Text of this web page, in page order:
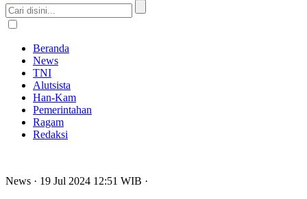
Beranda
News
TNI
Alutsista
Han-Kam
Pemerintahan
Ragam
Redaksi
News · 19 Jul 2024 12:51 WIB ·